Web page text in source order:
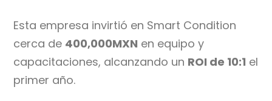
Esta empresa invirtió en Smart Condition
cerca de 400,000MXN en equipo y
capacitaciones, alcanzando un ROI de 10:1 el
primer año.​